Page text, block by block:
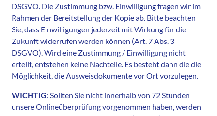
DSGVO. Die Zustimmung bzw. Einwilligung fragen wir im
Rahmen der Bereitstellung der Kopie ab. Bitte beachten
Sie, dass Einwilligungen jederzeit mit Wirkung für die
Zukunft widerrufen werden können (Art. 7 Abs. 3
DSGVO). Wird eine Zustimmung / Einwilligung nicht
erteilt, entstehen keine Nachteile. Es besteht dann die die
Möglichkeit, die Ausweisdokumente vor Ort vorzulegen.
WICHTIG: Sollten Sie nicht innerhalb von 72 Stunden
unsere Onlineüberprüfung vorgenommen haben, werden